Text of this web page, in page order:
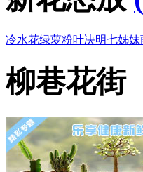
冷水花绿萝粉叶决明七姊妹
柳巷花街